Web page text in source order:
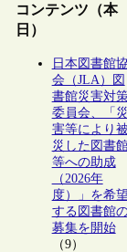
コンテンツ（本
日）
日本図書館協
会（JLA）図
書館災害対
委員会、「災
害等により被
災した図書
等への助成
（2026年
度）」を希望
する図書館
募集を開始
（9）